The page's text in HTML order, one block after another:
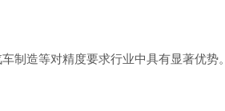
制造等对精度要求行业中具有显著优势。